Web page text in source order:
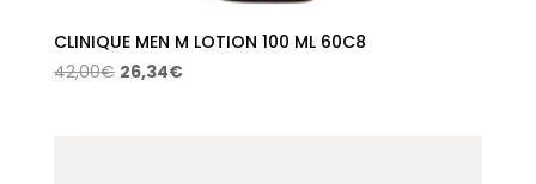
CLINIQUE MEN M LOTION 100 ML 60C8
42,00€ El
26,34€El